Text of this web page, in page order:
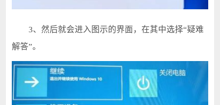
3、然后就会进入图示的界面，在其中选择“疑难
解答”。